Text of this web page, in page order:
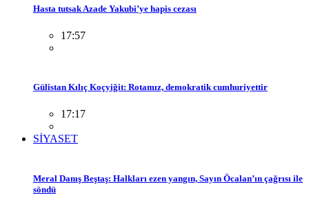
Hasta tutsak Azade Yakubi’ye hapis cezası
17:57
Gülistan Kılıç Koçyiğit: Rotamız, demokratik cumhuriyettir
17:17
SİYASET
Meral Danış Beştaş: Halkları ezen yangın, Sayın Öcalan’ın çağrısı ile
söndü